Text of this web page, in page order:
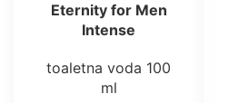
Eternity for Men
Intense
toaletna voda 100
ml